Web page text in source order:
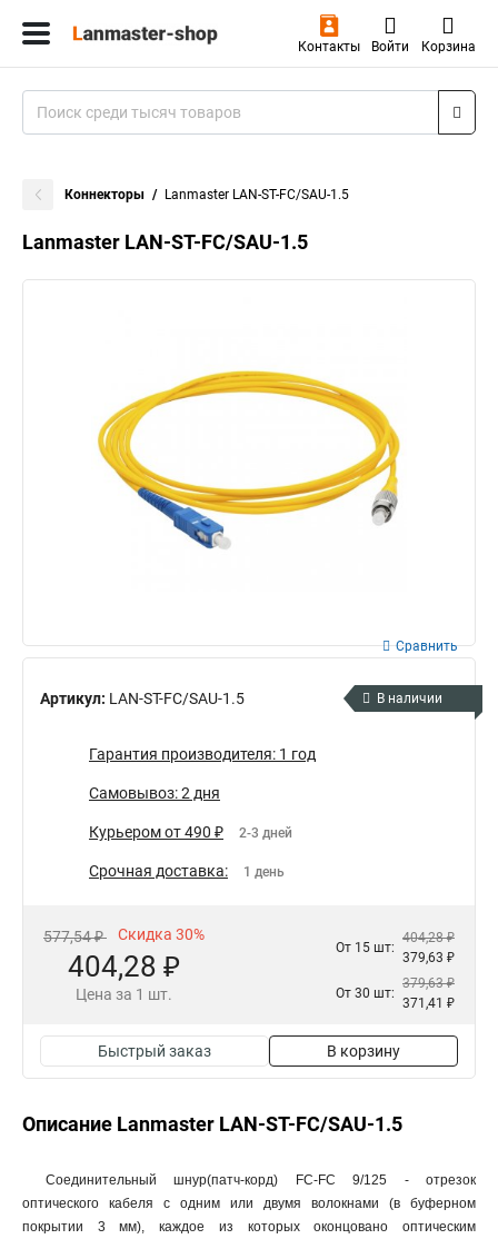
Контакты Войти Корзина
Коннекторы Lanmaster LAN-ST-FC/SAU-1.5
Lanmaster LAN-ST-FC/SAU-1.5
Артикул: LAN-ST-FC/SAU-1.5
Сравнить
В наличии
Гарантия производителя: 1 год
Самовывоз: 2 дня
Курьером от 490 ₽ 2-3 дней
Срочная доставка: 1 день
577,54 ₽ Скидка 30%
404,28 ₽
Цена за 1 шт.
От 15 шт:
404,28 ₽
379,63 ₽
От 30 шт:
379,63 ₽
371,41 ₽
Быстрый заказ В корзину
Описание Lanmaster LAN-ST-FC/SAU-1.5
Соединительный шнур(патч-корд) FC-FC 9/125 - отрезок
оптического кабеля c одним или двумя волокнами (в буферном
покрытии 3 мм), каждое из которых оконцовано оптическим